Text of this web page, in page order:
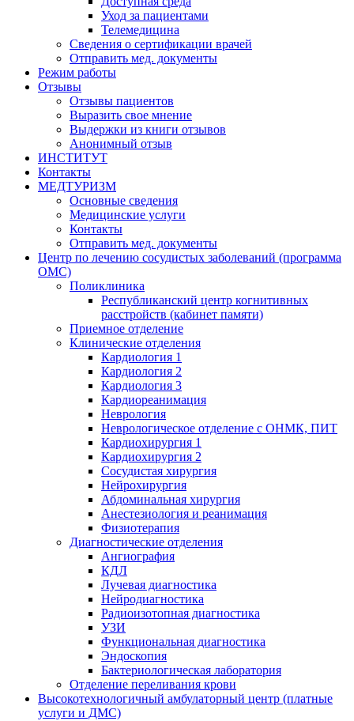
Уход за пациентами
Телемедицина
Сведения о сертификации врачей
Отправить мед. документы
Режим работы
Отзывы
Отзывы пациентов
Выразить свое мнение
Выдержки из книги отзывов
Анонимный отзыв
ИНСТИТУТ
Контакты
МЕДТУРИЗМ
Основные сведения
Медицинские услуги
Контакты
Отправить мед. документы
Центр по лечению сосудистых заболеваний (программа
ОМС)
Поликлиника
Республиканский центр когнитивных
расстройств (кабинет памяти)
Приемное отделение
Клинические отделения
Кардиология 1
Кардиология 2
Кардиология 3
Кардиореанимация
Неврология
Неврологическое отделение с ОНМК, ПИТ
Кардиохирургия 1
Кардиохирургия 2
Сосудистая хирургия
Нейрохирургия
Абдоминальная хирургия
Анестезиология и реанимация
Физиотерапия
Диагностические отделения
Ангиография
КДЛ
Лучевая диагностика
Нейродиагностика
Радиоизотопная диагностика
УЗИ
Функциональная диагностика
Эндоскопия
Бактериологическая лаборатория
Отделение переливания крови
Высокотехнологичный амбулаторный центр (платные
услуги и ДМС)